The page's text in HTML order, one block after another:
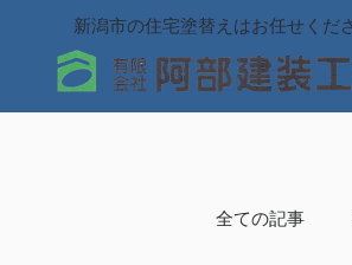
新潟市の住宅塗替えはお任せくだ
全ての記事